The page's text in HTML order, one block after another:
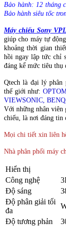
Bảo hành: 12 tháng
Bảo hành siêu tốc
Máy chiếu Sony
giúp cho máy tự
khoảng thời gian
hồi ngay lập tức chỉ
đáng kể mức tiêu thụ
Qtech là đại lý phân
thế giới như:
VIEWSONIC,
Với những nhân viên
chiếu, là nơi đáng tin
Mọi chi tiết xin liên
Nhà phân phối máy
Hiển thị
Công nghệ
Độ sáng
Độ phân giải tối
đa
Độ tương phản